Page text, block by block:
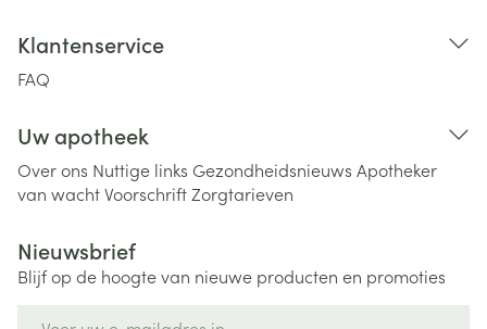
Klantenservice
FAQ
Uw apotheek
Over ons Nuttige links Gezondheidsnieuws Apotheker
van wachtVoorschriftZorgtarieven
Nieuwsbrief
Blijf op de hoogte van nieuwe producten en promoties